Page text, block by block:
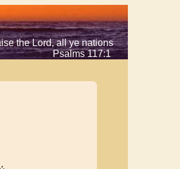
the Lord, all ye nations
Psalms 117:1